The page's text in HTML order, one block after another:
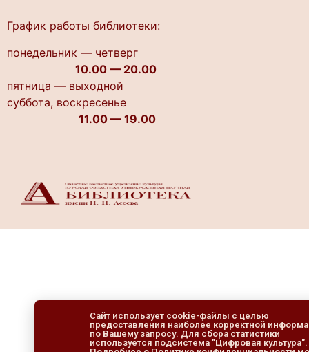
График работы библиотеки:
понедельник — четверг
10.00 — 20.00
пятница — выходной
cуббота, воскресенье
11.00 — 19.00
Сайт использует cookie-файлы с целью
предоставления наиболее корректной
по Вашему запросу. Для сбора статистики
используется подсистема "Цифровая культура".